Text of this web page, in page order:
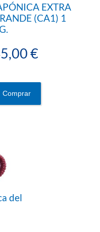
EXTRA
(CA1) 1
€
Comprar
del